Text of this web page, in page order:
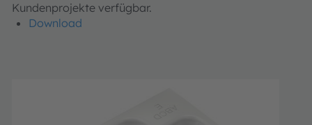
Kundenprojekte verfügbar.
Download